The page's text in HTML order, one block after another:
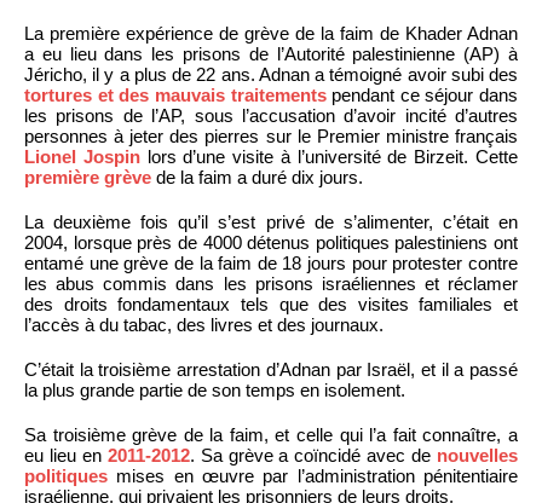
La première expérience de grève de la faim de Khader Adnan
a eu lieu dans les prisons de l’Autorité palestinienne (AP) à
Jéricho, il y a plus de 22 ans. Adnan a témoigné avoir subi des
tortures et des mauvais traitementspendant ce séjour dans
les prisons de l’AP, sous l’accusation d’avoir incité d’autres
personnes à jeter des pierres sur le Premier ministre français
Lionel Jospinlors d’une visite à l’université de Birzeit. Cette
première grève de la faim a duré dix jours.
La deuxième fois qu’il s’est privé de s’alimenter, c’était en
2004, lorsque près de 4000 détenus politiques palestiniens ont
entamé une grève de la faim de 18 jours pour protester contre
les abus commis dans les prisons israéliennes et réclamer
des droits fondamentaux tels que des visites familiales et
l’accès à du tabac, des livres et des journaux.
C’était la troisième arrestation d’Adnan par Israël, et il a passé
la plus grande partie de son temps en isolement.
Sa troisième grève de la faim, et celle qui l’a fait connaître, a
eu lieu en 2011-2012. Sa grève a coïncidé avec de nouvelles
politiques mises en œuvre par l’administration pénitentiaire
israélienne, qui privaient les prisonniers de leurs droits.